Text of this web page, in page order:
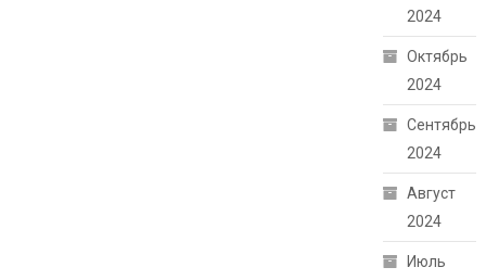
2024
Октябрь
2024
Сентябрь
2024
Август
2024
Июль